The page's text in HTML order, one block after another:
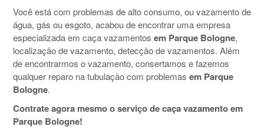
Você está com problemas de alto consumo, ou vazamento de
água, gás ou esgoto, acabou de encontrar uma empresa
especializada em caça vazamentos em Parque Bologne,
localização de vazamento, detecção de vazamentos. Além
de encontrarmos o vazamento, consertamos e fazemos
qualquer reparo na tubulação com problemas em Parque
Bologne.
Contrate agora mesmo o serviço de caça vazamento em
Parque Bologne!